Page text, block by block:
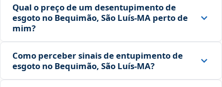
Qual o preço de um desentupimento de
esgoto no Bequimão, São Luís‑MA perto de
mim?
Como perceber sinais de entupimento de
esgoto no Bequimão, São Luís‑MA?